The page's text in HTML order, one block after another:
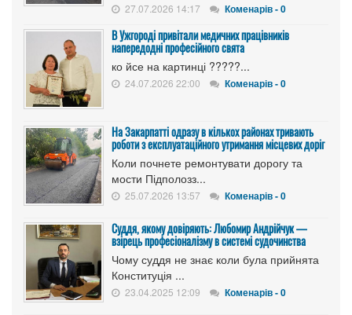
27.07.2026 14:17 Коменарів - 0
В Ужгороді привітали медичних працівників
напередодні професійного свята
ко йсе на картинці ?????...
24.07.2026 22:00 Коменарів - 0
На Закарпатті одразу в кількох районах тривають
роботи з експлуатаційного утримання місцевих доріг
Коли почнете ремонтувати дорогу та
мости Підполозз...
25.07.2026 13:57 Коменарів - 0
Суддя, якому довіряють: Любомир Андрійчук —
взірець професіоналізму в системі судочинства
Чому суддя не знає коли була прийнята
Конституція ...
23.04.2025 12:09 Коменарів - 0